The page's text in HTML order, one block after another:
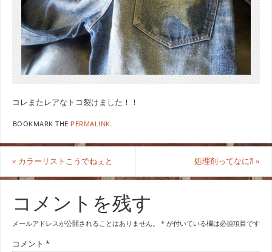
コレまたレアなトコ裂けました！！
BOOKMARK THE PERMALINK
« カラーリストこうでねぇと 処理剤ってなに⁈»
コメントを残す
メールアドレスが公開されることはありません。 *が付いている欄は必須項目です
コメント *